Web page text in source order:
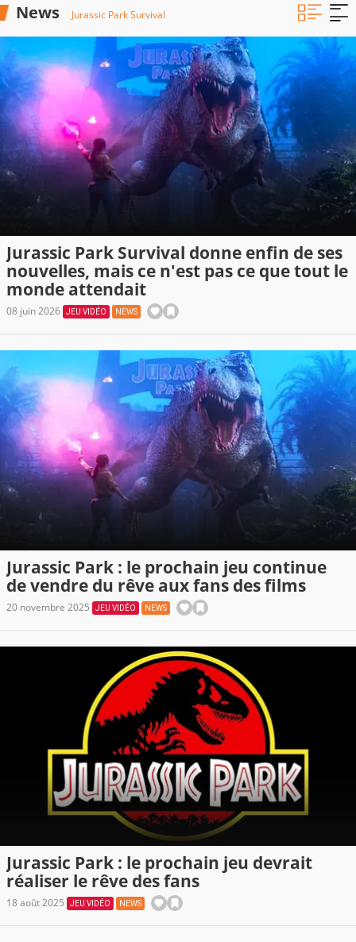
News Jurassic Park Survival
Jurassic Park Survival donne enfin de ses
nouvelles, mais ce n'est pas ce que tout le
monde attendait
08 juin 2026 JEU VIDÉO NEWS
Jurassic Park : le prochain jeu continue
de vendre du rêve aux fans des films
20 novembre 2025 JEU VIDÉO NEWS
Jurassic Park : le prochain jeu devrait
réaliser le rêve des fans
18 août 2025 JEU VIDÉO NEWS